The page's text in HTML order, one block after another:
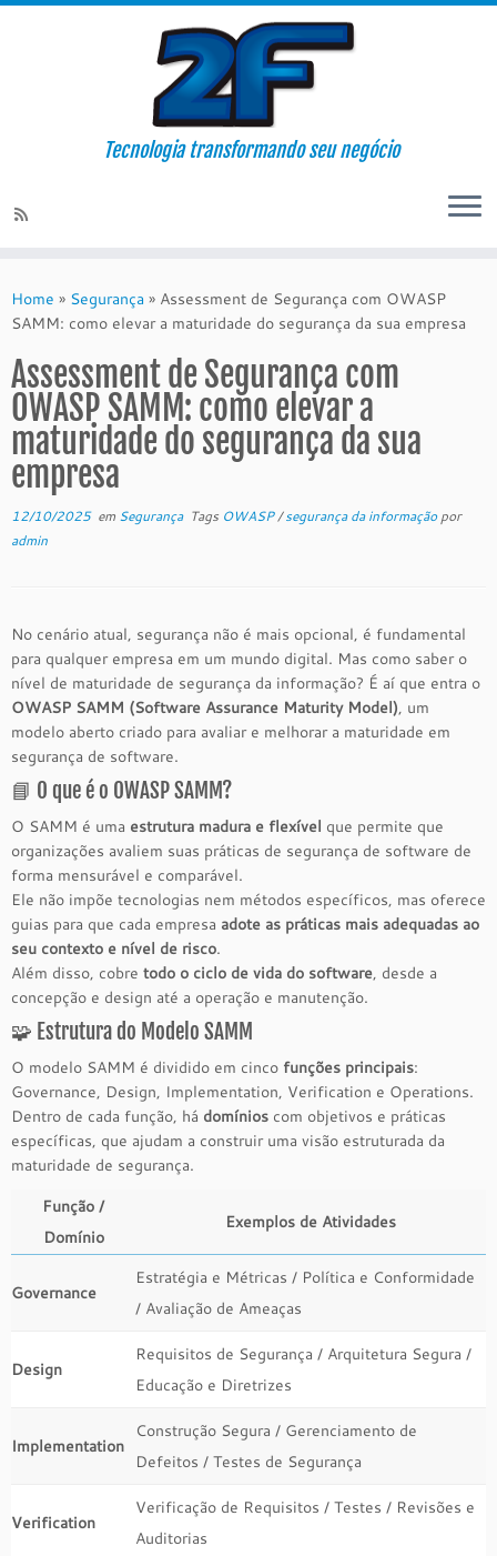
content
Tecnologia transformando seu negócio
Home » Segurança » Assessment de Segurança com OWASP
SAMM: como elevar a maturidade do segurança da sua empresa
Assessment de Segurança com
OWASP SAMM: como elevar a
maturidade do segurança da sua
empresa
12/10/2025em Segurança Tags OWASP/segurança da informaçãopor
admin
No cenário atual, segurança não é mais opcional, é fundamental
para qualquer empresa em um mundo digital. Mas como saber o
nível de maturidade de segurança da informação? É aí que entra o
OWASP SAMM (Software Assurance Maturity Model), um
modelo aberto criado para avaliar e melhorar a maturidade em
segurança de software.
📘 O que é o OWASP SAMM?
O SAMM é uma estrutura madura e flexível que permite que
organizações avaliem suas práticas de segurança de software de
forma mensurável e comparável.
Ele não impõe tecnologias nem métodos específicos, mas oferece
guias para que cada empresa adote as práticas mais adequadas ao
seu contexto e nível de risco.
Além disso, cobre todo o ciclo de vida do software, desde a
concepção e design até a operação e manutenção.
🧩 Estrutura do Modelo SAMM
O modelo SAMM é dividido em cinco funções principais:
Governance, Design, Implementation, Verification e Operations.
Dentro de cada função, há domínios com objetivos e práticas
específicas, que ajudam a construir uma visão estruturada da
maturidade de segurança.
Função /
Domínio
Exemplos de Atividades
Governance
Estratégia e Métricas / Política e Conformidade
/ Avaliação de Ameaças
Design
Requisitos de Segurança / Arquitetura Segura /
Educação e Diretrizes
Implementation
Construção Segura / Gerenciamento de
Defeitos / Testes de Segurança
Verification
Verificação de Requisitos / Testes / Revisões e
Auditorias